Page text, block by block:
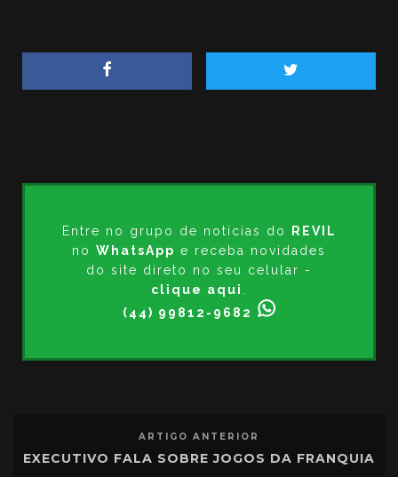
Entre no grupo de notícias do
REVIL
no WhatsApp e receba novidades
do site direto no seu celular -
clique aqui
(44) 99812-9682
ARTIGO ANTERIOR
EXECUTIVO FALA SOBRE JOGOS DA FRANQUIA